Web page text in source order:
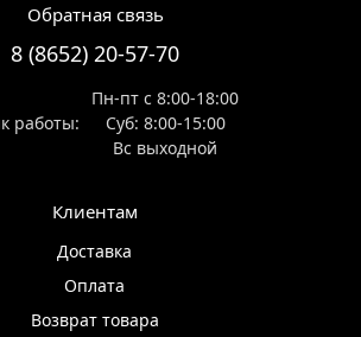
Обратная связь
8 (8652) 20-57-70
работы:
Пн-пт с 8:00-18:00
Суб: 8:00-15:00
Вс выходной
Клиентам
Доставка
Оплата
Возврат товара